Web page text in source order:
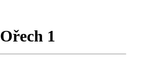
Ořech 1